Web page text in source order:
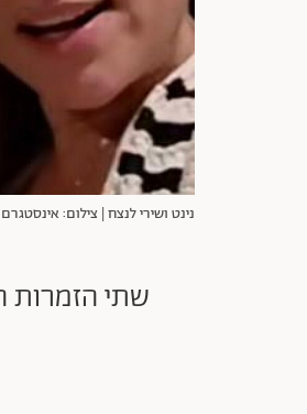
נינט ושירי לנצח | צילום: אינסטגרם rotemsela1@
שתי הזמרות